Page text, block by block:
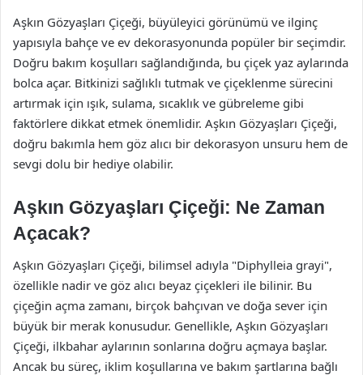
Aşkın Gözyaşları Çiçeği, büyüleyici görünümü ve ilginç
yapısıyla bahçe ve ev dekorasyonunda popüler bir seçimdir.
Doğru bakım koşulları sağlandığında, bu çiçek yaz aylarında
bolca açar. Bitkinizi sağlıklı tutmak ve çiçeklenme sürecini
artırmak için ışık, sulama, sıcaklık ve gübreleme gibi
faktörlere dikkat etmek önemlidir. Aşkın Gözyaşları Çiçeği,
doğru bakımla hem göz alıcı bir dekorasyon unsuru hem de
sevgi dolu bir hediye olabilir.
Aşkın Gözyaşları Çiçeği: Ne Zaman
Açacak?
Aşkın Gözyaşları Çiçeği, bilimsel adıyla "Diphylleia grayi",
özellikle nadir ve göz alıcı beyaz çiçekleri ile bilinir. Bu
çiçeğin açma zamanı, birçok bahçıvan ve doğa sever için
büyük bir merak konusudur. Genellikle, Aşkın Gözyaşları
Çiçeği, ilkbahar aylarının sonlarına doğru açmaya başlar.
Ancak bu süreç, iklim koşullarına ve bakım şartlarına bağlı